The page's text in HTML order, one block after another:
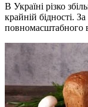
В Україні різко
крайній бідності.
повномасштабного